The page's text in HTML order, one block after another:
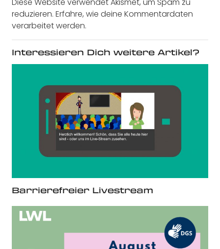
reduzieren. Erfahre, wie deine Kommentardaten
verarbeitet werden.
Interessieren Dich weitere Artikel?
Barrierefreier Livestream